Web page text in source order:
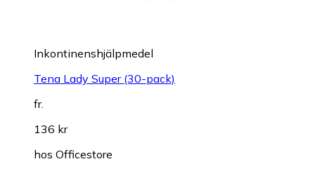
Inkontinenshjälpmedel
Tena Lady Super (30-pack)
fr.
136 kr
hos Officestore